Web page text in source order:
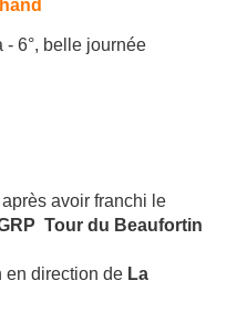
- 6°, belle journée
avoir franchi le
Tour du Beaufortin
en direction de La